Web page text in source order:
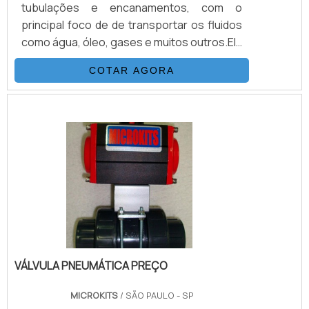
tubulações e encanamentos, com o
principal foco de de transportar os fluidos
como água, óleo, gases e muitos outros.Ela
possui propriedades destinadas ao
processo de controle de pressão e
passagem através de modulação,
e transmissão. Existem atualmente no
mercado dois tipos de mais utilizadas, que
são o tipo globo ou diafragma.Quais as
principais aplicações das válvulas Tipo glo.
COTAR AGORA
VÁLVULA PNEUMÁTICA PREÇO
MICROKITS/ SÃO PAULO - SP